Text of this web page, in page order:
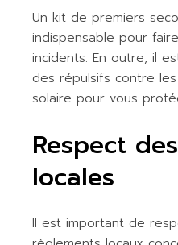
Un kit de premiers
indispensable pour
incidents. En outre, il
des répulsifs contre
solaire pour vous
Respect
locales
Il est important de